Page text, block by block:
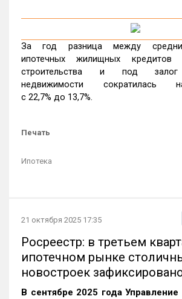
За год разница между
ипотечных жилищных кредитов
строительства и под залог
недвижимости
с 22,7% до 13,7%.
Печать
Ипотека
21 октября 2025 17:35
Росреестр: в третьем
ипотечном рынке
новостроек
В сентябре 2025 года